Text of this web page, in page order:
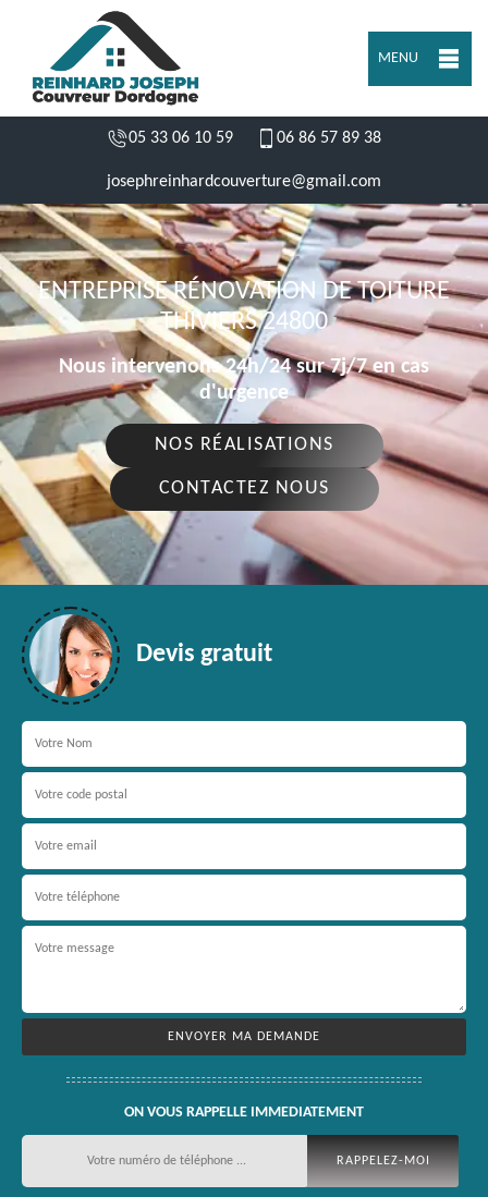
MENU
05 33 06 10 59 06 86 57 89 38
josephreinhardcouverture@gmail.com
ENTREPRISE RÉNOVATION DE TOITURE
THIVIERS 24800
Nous intervenons 24h/24 sur 7j/7 en cas
d'urgence
NOS RÉALISATIONS
CONTACTEZ NOUS
Devis gratuit
ON VOUS RAPPELLE IMMEDIATEMENT